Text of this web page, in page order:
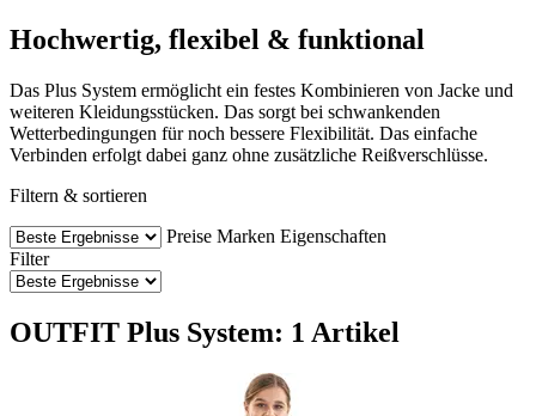
Hochwertig, flexibel & funktional
Das Plus System ermöglicht ein festes Kombinieren von Jacke und
weiteren Kleidungsstücken. Das sorgt bei schwankenden
Wetterbedingungen für noch bessere Flexibilität. Das einfache
Verbinden erfolgt dabei ganz ohne zusätzliche Reißverschlüsse.
Filtern & sortieren
Preise Marken Eigenschaften
Filter
OUTFIT Plus System: 1 Artikel